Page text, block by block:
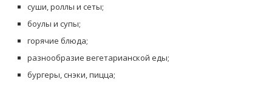
cуши, роллы и сеты;
боулы и супы;
горячие блюда;
разнообразие вегетарианской еды;
бургеры, снэки, пицца;